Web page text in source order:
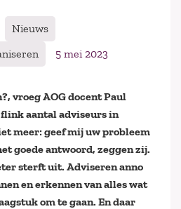
Nieuws
5 mei 2023
vroeg AOG docent Paul
aantal adviseurs in
meer: geef mij uw probleem
goede antwoord, zeggen zij.
sterft uit. Adviseren anno
en erkennen van alles wat
om te gaan. En daar